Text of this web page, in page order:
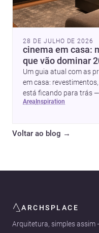
28 DE JULHO DE 2026
cinema em casa:
que vão dominar
Um guia atual com as
em casa:
está ficando para trás
atualizar sem reforma
area inspiration
Voltar ao blog →
ARCHSPLACE
Arquitetura, simples assim